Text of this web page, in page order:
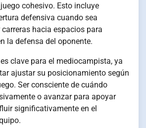
cohesivo. Esto incluye
defensiva cuando sea
hacia espacios para
la defensa del oponente.
clave para el mediocampista, ya
ajustar su posicionamiento según
Ser consciente de cuándo
o avanzar para apoyar
significativamente en el